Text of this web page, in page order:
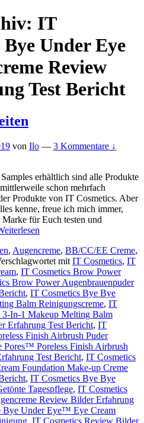
IT
Bye Under Eye
Review
Test Bericht
von Ilo — 3 Kommentare ↓
erhältlich sind alle Produkte
schon mehrfach
Produkte von IT Cosmetics. Aber
kenne, freue ich mich immer,
für Euch testen und
, Augencreme, BB/CC/EE Creme,
mit IT Cosmetics, IT
, IT Cosmetics Brow Power
Brow Power Augenbrauenpuder
, IT Cosmetics Bye Bye
Balm Reinigungscreme, IT
In-1 Makeup Melting Balm
Erfahrung Test Bericht, IT
Finish Airbrush Puder
Pores™ Poreless Finish Airbrush
Test Bericht, IT Cosmetics
Foundation Make-up Creme
, IT Cosmetics Bye Bye
Tagespflege, IT Cosmetics
Review Bilder Erfahrung
Bye Under Eye™ Eye Cream
IT Cosmetics Review Bilder